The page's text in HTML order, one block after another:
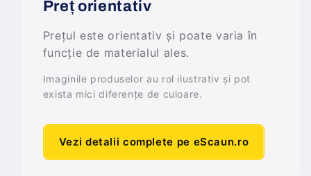
Preț orientativ
Prețul este orientativ și poate varia în
funcție de materialul ales.
Imaginile produselor au rol ilustrativ și pot
exista mici diferențe de culoare.
Vezi detalii complete pe eScaun.ro